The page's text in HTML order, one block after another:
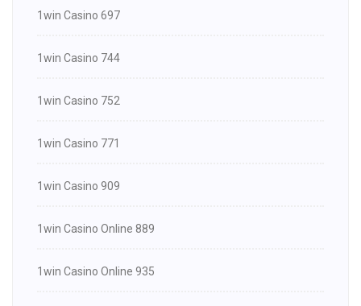
1win Casino 697
1win Casino 744
1win Casino 752
1win Casino 771
1win Casino 909
1win Casino Online 889
1win Casino Online 935